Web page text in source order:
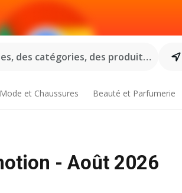
des catégories, des produits...
Mode et Chaussures Beauté et Parfumerie
- Août 2026